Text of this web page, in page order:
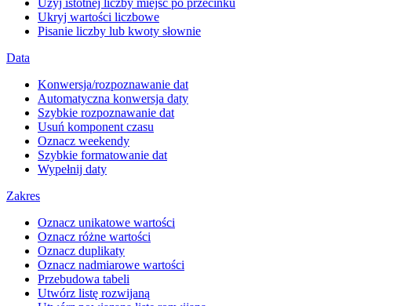
Użyj istotnej liczby miejsc po przecinku
Ukryj wartości liczbowe
Pisanie liczby lub kwoty słownie
Data
Konwersja/rozpoznawanie dat
Automatyczna konwersja daty
Szybkie rozpoznawanie dat
Usuń komponent czasu
Oznacz weekendy
Szybkie formatowanie dat
Wypełnij daty
Zakres
Oznacz unikatowe wartości
Oznacz różne wartości
Oznacz duplikaty
Oznacz nadmiarowe wartości
Przebudowa tabeli
Utwórz listę rozwijaną